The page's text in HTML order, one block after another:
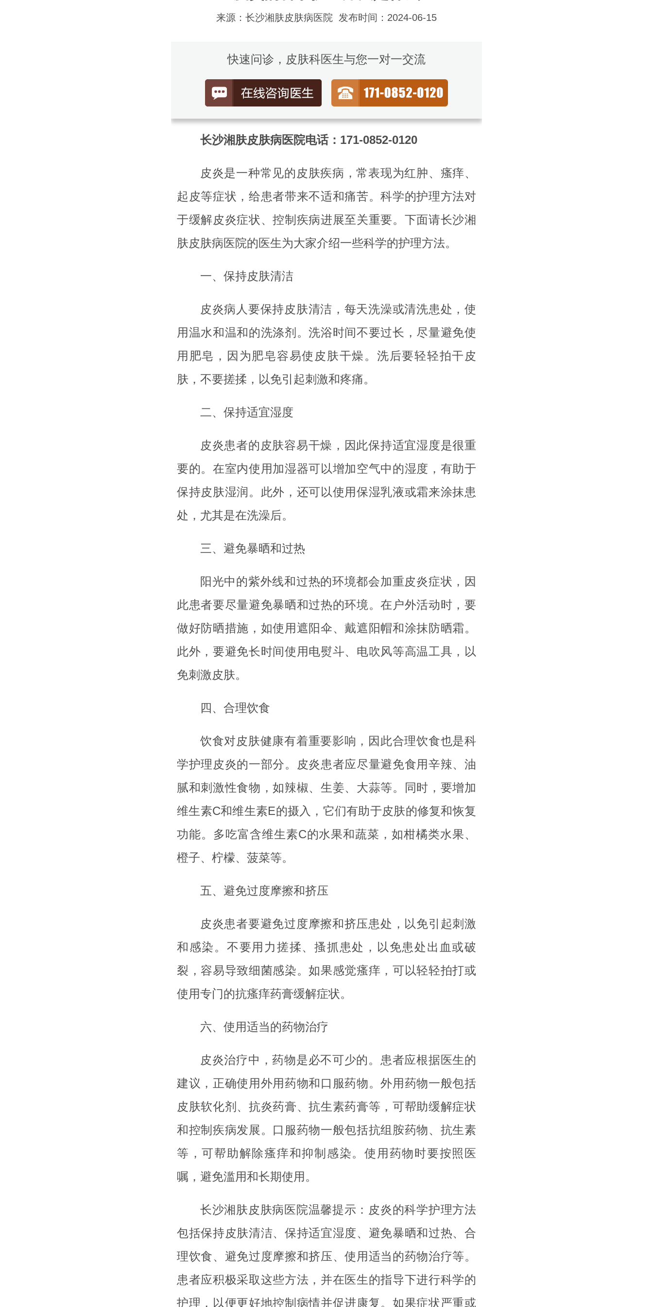
来源：长沙湘肤皮肤病医院 发布时间：2024-06-15
快速问诊，皮肤科医生与您一对一交流
长沙湘肤皮肤病医院电话：171-0852-0120
皮炎是一种常见的皮肤疾病，常表现为红肿、瘙痒、
起皮等症状，给患者带来不适和痛苦。科学的护理方法对
于缓解皮炎症状、控制疾病进展至关重要。下面请长沙湘
肤皮肤病医院的医生为大家介绍一些科学的护理方法。
一、保持皮肤清洁
皮炎病人要保持皮肤清洁，每天洗澡或清洗患处，使
用温水和温和的洗涤剂。洗浴时间不要过长，尽量避免使
用肥皂，因为肥皂容易使皮肤干燥。洗后要轻轻拍干皮
肤，不要搓揉，以免引起刺激和疼痛。
二、保持适宜湿度
皮炎患者的皮肤容易干燥，因此保持适宜湿度是很重
要的。在室内使用加湿器可以增加空气中的湿度，有助于
保持皮肤湿润。此外，还可以使用保湿乳液或霜来涂抹患
处，尤其是在洗澡后。
三、避免暴晒和过热
阳光中的紫外线和过热的环境都会加重皮炎症状，因
此患者要尽量避免暴晒和过热的环境。在户外活动时，要
做好防晒措施，如使用遮阳伞、戴遮阳帽和涂抹防晒霜。
此外，要避免长时间使用电熨斗、电吹风等高温工具，以
免刺激皮肤。
四、合理饮食
饮食对皮肤健康有着重要影响，因此合理饮食也是科
学护理皮炎的一部分。皮炎患者应尽量避免食用辛辣、油
腻和刺激性食物，如辣椒、生姜、大蒜等。同时，要增加
维生素C和维生素E的摄入，它们有助于皮肤的修复和恢复
功能。多吃富含维生素C的水果和蔬菜，如柑橘类水果、
橙子、柠檬、菠菜等。
五、避免过度摩擦和挤压
皮炎患者要避免过度摩擦和挤压患处，以免引起刺激
和感染。不要用力搓揉、搔抓患处，以免患处出血或破
裂，容易导致细菌感染。如果感觉瘙痒，可以轻轻拍打或
使用专门的抗瘙痒药膏缓解症状。
六、使用适当的药物治疗
皮炎治疗中，药物是必不可少的。患者应根据医生的
建议，正确使用外用药物和口服药物。外用药物一般包括
皮肤软化剂、抗炎药膏、抗生素药膏等，可帮助缓解症状
和控制疾病发展。口服药物一般包括抗组胺药物、抗生素
等，可帮助解除瘙痒和抑制感染。使用药物时要按照医
嘱，避免滥用和长期使用。
长沙湘肤皮肤病医院温馨提示：皮炎的科学护理方法
包括保持皮肤清洁、保持适宜湿度、避免暴晒和过热、合
理饮食、避免过度摩擦和挤压、使用适当的药物治疗等。
患者应积极采取这些方法，并在医生的指导下进行科学的
护理，以便更好地控制病情并促进康复。如果症状严重或